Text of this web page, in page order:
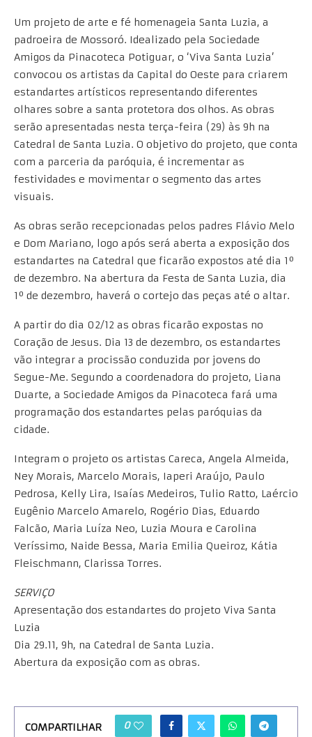
Um projeto de arte e fé homenageia Santa Luzia, a
padroeira de Mossoró. Idealizado pela Sociedade
Amigos da Pinacoteca Potiguar, o ‘Viva Santa Luzia’
convocou os artistas da Capital do Oeste para criarem
estandartes artísticos representando diferentes
olhares sobre a santa protetora dos olhos. As obras
serão apresentadas nesta terça-feira (29) às 9h na
Catedral de Santa Luzia. O objetivo do projeto, que conta
com a parceria da paróquia, é incrementar as
festividades e movimentar o segmento das artes
visuais.
As obras serão recepcionadas pelos padres Flávio Melo
e Dom Mariano, logo após será aberta a exposição dos
estandartes na Catedral que ficarão expostos até dia 1º
de dezembro. Na abertura da Festa de Santa Luzia, dia
1º de dezembro, haverá o cortejo das peças até o altar.
A partir do dia 02/12 as obras ficarão expostas no
Coração de Jesus. Dia 13 de dezembro, os estandartes
vão integrar a procissão conduzida por jovens do
Segue-Me. Segundo a coordenadora do projeto, Liana
Duarte, a Sociedade Amigos da Pinacoteca fará uma
programação dos estandartes pelas paróquias da
cidade.
Integram o projeto os artistas Careca, Angela Almeida,
Ney Morais, Marcelo Morais, Iaperi Araújo, Paulo
Pedrosa, Kelly Lira, Isaías Medeiros, Tulio Ratto, Laércio
Eugênio Marcelo Amarelo, Rogério Dias, Eduardo
Falcão, Maria Luíza Neo, Luzia Moura e Carolina
Veríssimo, Naide Bessa, Maria Emilia Queiroz, Kátia
Fleischmann, Clarissa Torres.
SERVIÇO
Apresentação dos estandartes do projeto Viva Santa
Luzia
Dia 29.11, 9h, na Catedral de Santa Luzia.
Abertura da exposição com as obras.
COMPARTILHAR 0